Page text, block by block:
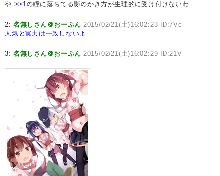
や >>1の瞳に落ちてる影のかき方が生理的に受け付けないわ
2:名無しさん＠おーぷん 2015/02/21(土)16:02:23 ID:7Vc
人気と実力は一致しないよ
3:名無しさん＠おーぷん 2015/02/21(土)16:02:29 ID:21V